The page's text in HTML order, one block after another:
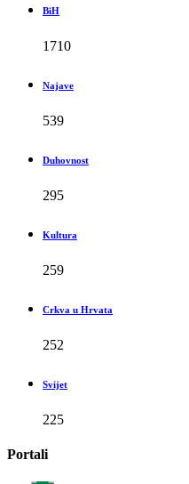
BiH
1710
Najave
539
Duhovnost
295
Kultura
259
Crkva u Hrvata
252
Svijet
225
Portali